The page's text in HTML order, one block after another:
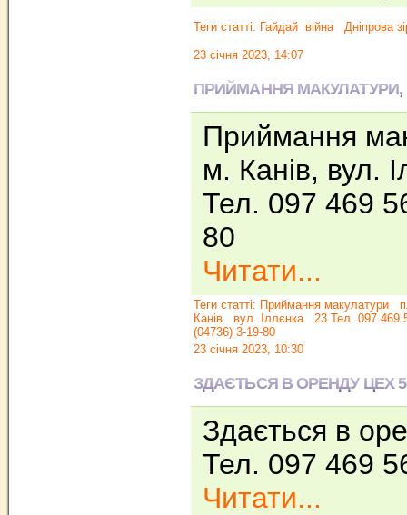
Теги статті: Гайдай війна Дніпрова
23 січня 2023, 14:07
ПРИЙМАННЯ МАКУЛАТУРИ,
Приймання
м. Канів, вул.
Тел. 097 469
80
Читати...
Теги статті: Приймання макулатури
Канів
вул. Іллєнка
23 Тел. 097 469
(04736) 3-19-80
23 січня 2023, 10:30
ЗДАЄТЬСЯ В ОРЕНДУ ЦЕХ
Здається в
Тел. 097 469
Читати...